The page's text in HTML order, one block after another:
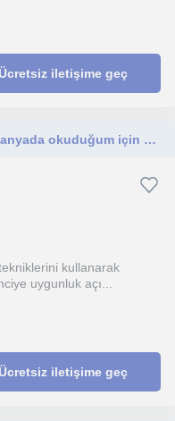
Ücretsiz iletişime geç
Şuan doktora yapıyorum lisesi almanyada okuduğum için almanca ve ingilizce dersleri verebilirim
kullanarak
uygunluk açı...
Ücretsiz iletişime geç